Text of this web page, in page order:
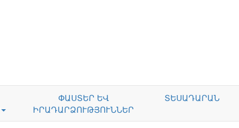
ՓԱՍՏԵՐ ԵՎ
ԻՐԱԴԱՐՁՈՒԹՅՈՒՆՆԵՐ
ՏԵՍԱԴԱՐԱՆ